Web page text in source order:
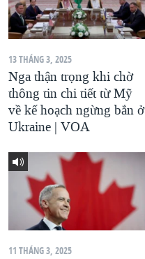
13 THÁNG 3, 2025
Nga thận trọng khi chờ
thông tin chi tiết từ Mỹ
về kế hoạch ngừng bắn ở
Ukraine | VOA
11 THÁNG 3, 2025